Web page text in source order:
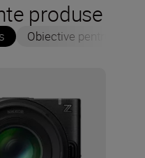
produse
Obiective pentru